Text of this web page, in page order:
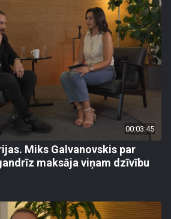
00:03:45
Miks Galvanovskis par
maksāja viņam dzīvību